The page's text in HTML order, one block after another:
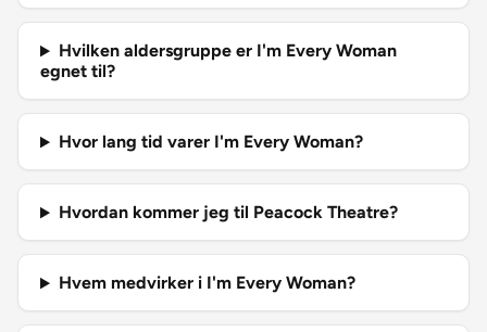
Hvilken aldersgruppe er I'm Every Woman
egnet til?
Hvor lang tid varer I'm Every Woman?
Hvordan kommer jeg til Peacock Theatre?
Hvem medvirker i I'm Every Woman?